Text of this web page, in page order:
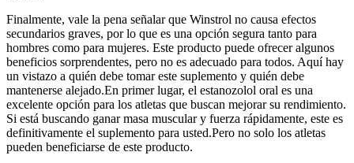
Finalmente, vale la pena señalar que Winstrol no causa efectos
secundarios graves, por lo que es una opción segura tanto para
hombres como para mujeres. Este producto puede ofrecer algunos
beneficios sorprendentes, pero no es adecuado para todos. Aquí hay
un vistazo a quién debe tomar este suplemento y quién debe
mantenerse alejado.En primer lugar, el estanozolol oral es una
excelente opción para los atletas que buscan mejorar su rendimiento.
Si está buscando ganar masa muscular y fuerza rápidamente, este es
definitivamente el suplemento para usted.Pero no solo los atletas
pueden beneficiarse de este producto.